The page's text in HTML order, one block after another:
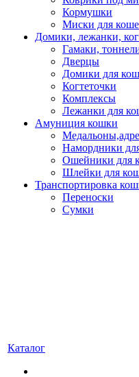
Кормушки
Миски для
Домики, лежанки,
Гамаки,
Дверцы
Домики для
Когтеточки
Комплексы
Лежанки для
Амуниция кошки
Намордники
Ошейники для
Шлейки для
Транспортировка
Переноски
Сумки
Каталог